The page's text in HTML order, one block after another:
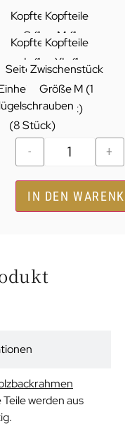
Kopfteile
S (1
Paar)
Kopfteile
M (1
Paar)
Kopfteile
L (1
Paar)
Kopfteile
XL (1
Paar)
Seitenteile
(1 Paar)
Zwischenstück
Größe M (1
Stück)
(8 Stück)
-
+
IN DEN
werden aus